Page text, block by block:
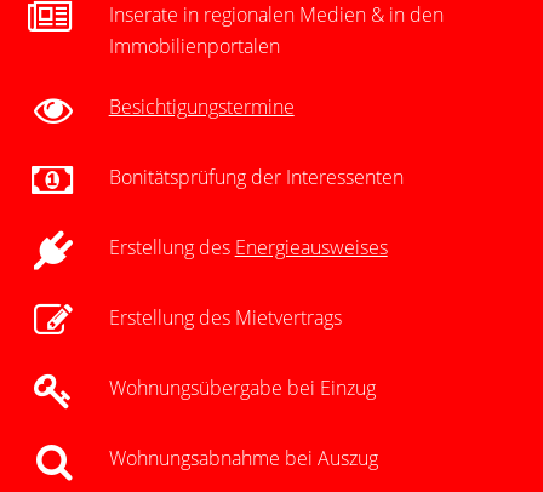
Inserate in regionalen Medien & in den
Immobilienportalen
Besichtigungstermine
Bonitätsprüfung der Interessenten
Erstellung des Energieausweises
Erstellung des Mietvertrags
Wohnungsübergabe bei Einzug
Wohnungsabnahme bei Auszug